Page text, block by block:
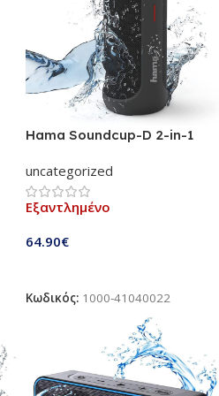
Hama Soundcup-D 2-in-1
(00173186) | Χωρίζεται σε 2
ηχεία (20W/2x10W) με TWS
λειτουργία | Φορητό, Bluetooth
uncategorized
Εξαντλημένο
64.90€
Κωδικός: 1000-41040022